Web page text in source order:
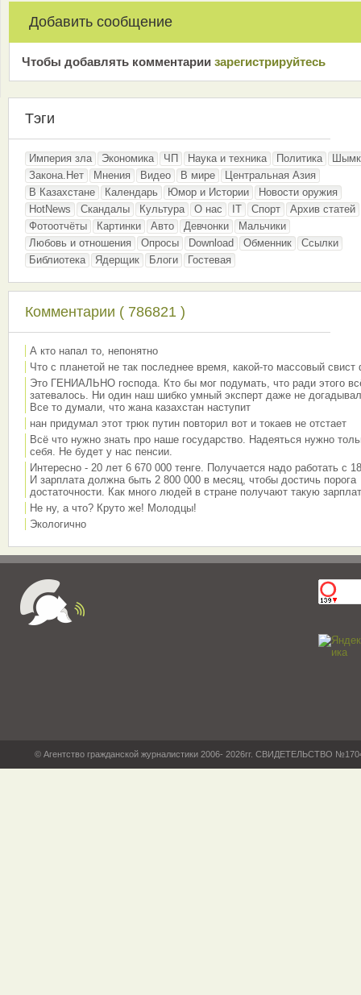
Добавить сообщение
Чтобы добавлять комментарии зарeгиcтрирyйтeсь
Тэги
Империя зла Экономика ЧП Наука и техника Политика
Закона.Нет
Мнения Видео В мире
Центральная Азия
В Казахстане
Календарь Юмор и Истории
Новости оружия
HotNews
Скандалы Культура О нас IT Спорт
Архив статей
Фотоотчёты
Картинки Авто Девчонки
Мальчики
Любовь и отношения
Опросы Download Обменник
Ссылки
Библиотека
Ядерщик Блоги Гостевая
Комментарии ( 786821 )
А кто напал то, непонятно
Что с планетой не так последнее время, какой-то массовый свист
Это ГЕНИАЛЬНО господа. Кто бы мог подумать, что ради этого
затевалось. Ни один наш шибко умный эксперт даже не
Все то думали, что жана казахстан наступит
нан придумал этот трюк путин повторил вот и токаев не отстает
Всё что нужно знать про наше государство. Надеяться нужно
себя. Не будет у нас пенсии.
Интересно - 20 лет 6 670 000 тенге. Получается надо работать с
И зарплата должна быть 2 800 000 в месяц, чтобы достичь порога
достаточности. Как много людей в стране получают такую
Не ну, а что? Круто же! Молодцы!
Экологично
© Агентство гражданской журналистики 2006- 2026гг. СВИДЕТЕЛЬСТВО